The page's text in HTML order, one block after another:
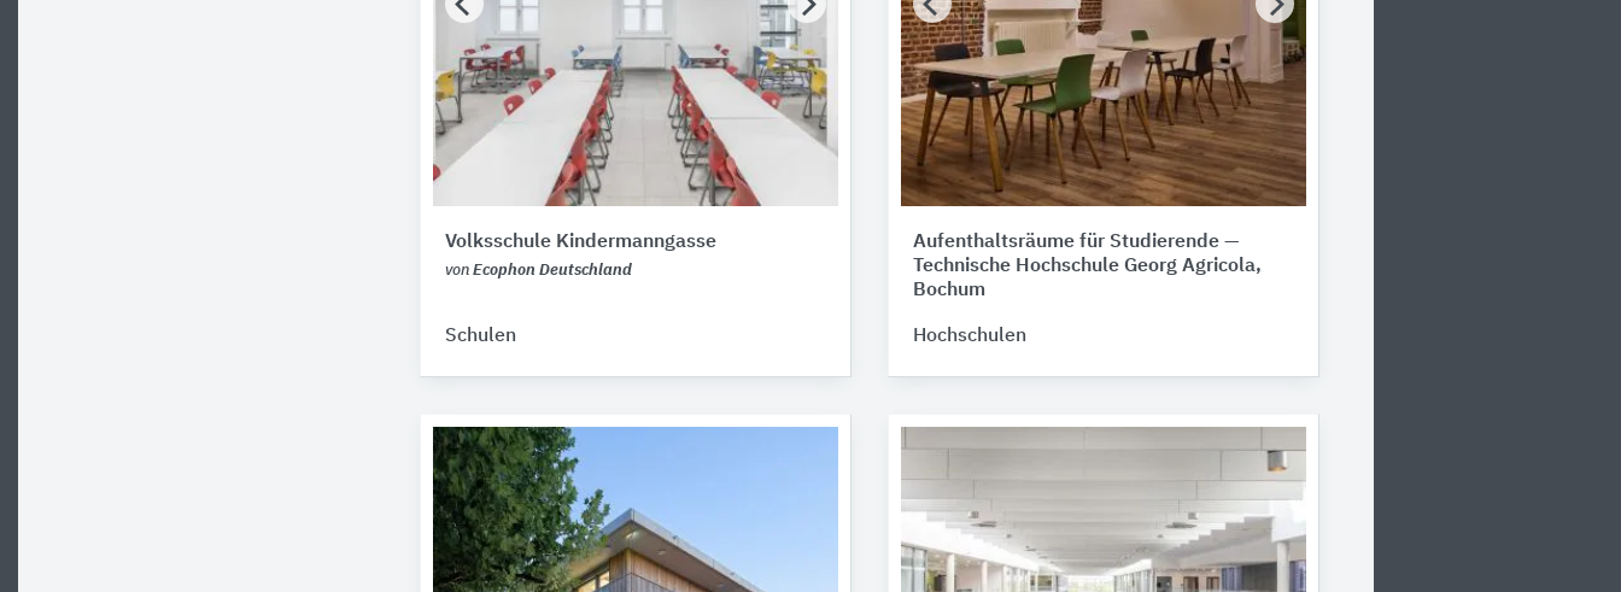
Volksschule Kindermanngasse
von Ecophon Deutschland
Schulen
Aufenthaltsräume für Studierende —
Technische Hochschule Georg Agricola,
Bochum
Hochschulen